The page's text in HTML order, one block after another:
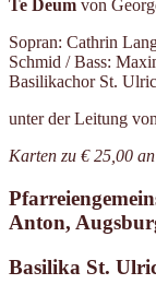
Te Deum von
Sopran: Cathrin
Schmid / Bass:
Basilikachor St.
unter der Leitung
Karten zu € 25,00
Anton,
Basilika St.